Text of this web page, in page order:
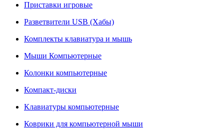
Приставки игровые
Разветвители USB (Хабы)
Комплекты клавиатура и мышь
Мыши Компьютерные
Колонки компьютерные
Компакт-диски
Клавиатуры компьютерные
Коврики для компьютерной мыши